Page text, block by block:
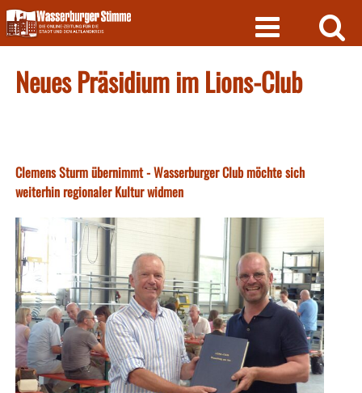
Skip
to
content
Neues Präsidium im Lions-Club
Clemens Sturm übernimmt - Wasserburger Club möchte sich
weiterhin regionaler Kultur widmen